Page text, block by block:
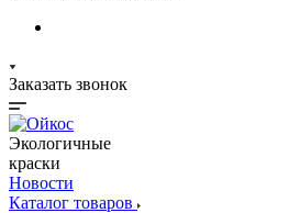
Заказать звонок
Экологичные
краски
Новости
Каталог товаров